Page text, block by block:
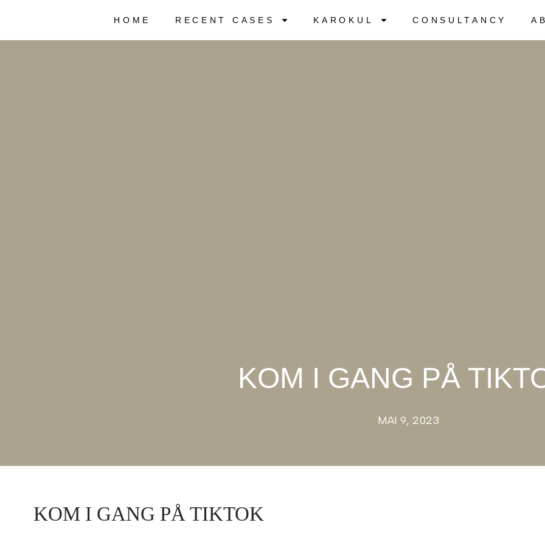
HOME RECENT CASES KAROKUL CONSULTANCY
KOM I GANG PÅ
MAI 9, 2023
KOM I GANG PÅ TIKTOK